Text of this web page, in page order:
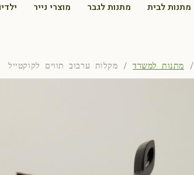
מתנות לבית מתנות לגבר מוצרי נייר
/ מתנות למשרד/ מקלות ערבוב תווים לקוקטייל